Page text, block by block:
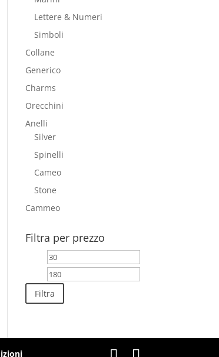
Lettere & Numeri
Simboli
Collane
Generico
Charms
Orecchini
Anelli
Silver
Spinelli
Cameo
Stone
Cammeo
Filtra per prezzo
Prezzo
Min
Filtra